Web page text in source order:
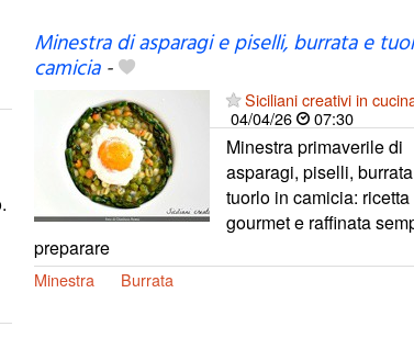
Minestra di asparagi e piselli, burrata e
camicia-
Siciliani creativi in
04/04/26
07:30
Minestra primaverile di
asparagi, piselli,
tuorlo in camicia: ricetta
gourmet e raffinata
preparare
Minestra Burrata